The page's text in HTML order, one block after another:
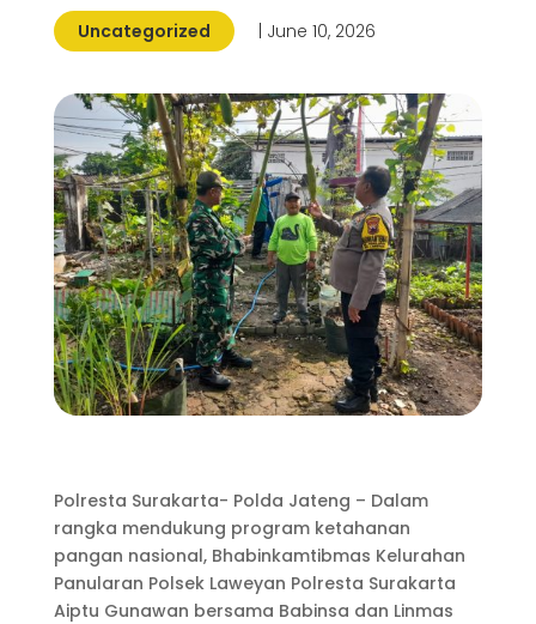
Uncategorized | June 10, 2026
Polresta Surakarta- Polda Jateng – Dalam
rangka mendukung program ketahanan
pangan nasional, Bhabinkamtibmas Kelurahan
Panularan Polsek Laweyan Polresta Surakarta
Aiptu Gunawan bersama Babinsa dan Linmas